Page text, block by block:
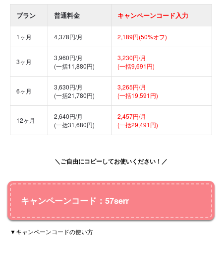
プラン 普通料金 キャンペーンコード入力
1ヶ月 4,378円/月 2,189円(50%オフ)
3ヶ月
3,960円/月
(一括11,880円)
3,230円/月
(一括9,691円)
6ヶ月
3,630円/月
(一括21,780円)
3,265円/月
(一括19,591円)
12ヶ月
2,640円/月
(一括31,680円)
2,457円/月
(一括29,491円)
＼ご自由にコピーしてお使いください！／
キャンペーンコード：57serr
▼キャンペーンコードの使い方